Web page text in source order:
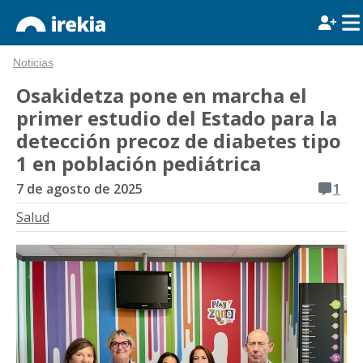
Noticias
Osakidetza pone en marcha el
primer estudio del Estado para la
detección precoz de diabetes tipo
1 en población pediátrica
7 de agosto de 2025
1
Salud